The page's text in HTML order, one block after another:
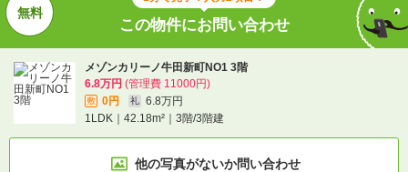
この物件にお問い合わせ
メゾンカリーノ牛田新町NO1 3階
6.8万円 (管理費 11000円)
敷 0円 礼
6.8万円
1LDK｜42.18m²｜3階/3階建
他の写真がないか問い合わせ